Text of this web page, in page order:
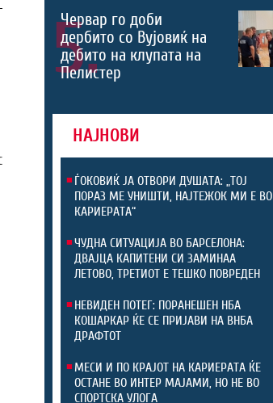
5.
Червар го доби
дербито со Вујовиќ на
дебито на клупата на
Пелистер
НАЈНОВИ
ЃОКОВИЌ ЈА ОТВОРИ ДУШАТА: „ТОЈ
ПОРАЗ МЕ УНИШТИ, НАЈТЕЖОК МИ Е ВО
КАРИЕРАТА“
ЧУДНА СИТУАЦИЈА ВО БАРСЕЛОНА:
ДВАЈЦА КАПИТЕНИ СИ ЗАМИНАА
ЛЕТОВО, ТРЕТИОТ Е ТЕШКО ПОВРЕДЕН
НЕВИДЕН ПОТЕГ: ПОРАНЕШЕН НБА
КОШАРКАР ЌЕ СЕ ПРИЈАВИ НА ВНБА
ДРАФТОТ
МЕСИ И ПО КРАЈОТ НА КАРИЕРАТА ЌЕ
ОСТАНЕ ВО ИНТЕР МАЈАМИ, НО НЕ ВО
СПОРТСКА УЛОГА